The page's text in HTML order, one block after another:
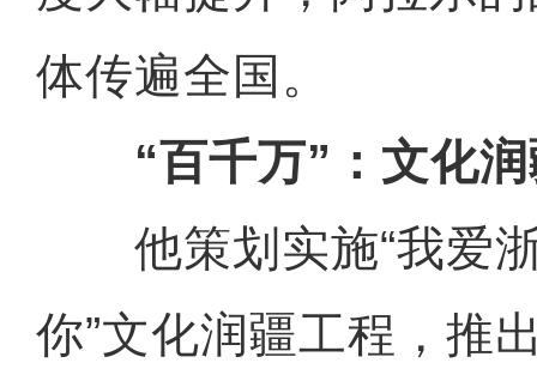
体传遍全国。
“百千万”：文化
他策划实施“我爱浙
你”文化润疆工程，推